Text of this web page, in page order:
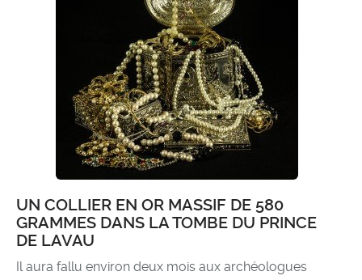
UN COLLIER EN OR MASSIF DE 580
GRAMMES DANS LA TOMBE DU PRINCE
DE LAVAU
Il aura fallu environ deux mois aux archéologues